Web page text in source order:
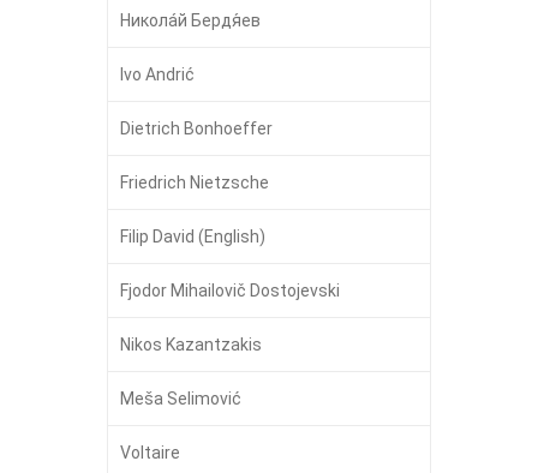
Никола́й Бердя́ев
Ivo Andrić
Dietrich Bonhoeffer
Friedrich Nietzsche
Filip David (English)
Fjodor Mihailovič Dostojevski
Nikos Kazantzakis
Meša Selimović
Voltaire